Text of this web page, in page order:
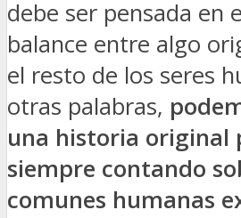
debe ser pensada en
balance entre algo
el resto de los seres
otras palabras,
una historia original
siempre contando
comunes humanas